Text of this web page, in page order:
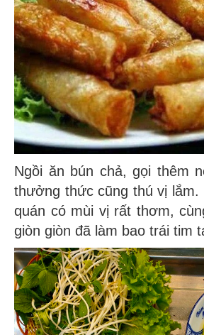
Ngồi ăn bún chả, gọi thêm
thưởng thức cũng thú vị lắm.
quán có mùi vị rất thơm,
giòn giòn đã làm bao trái tim